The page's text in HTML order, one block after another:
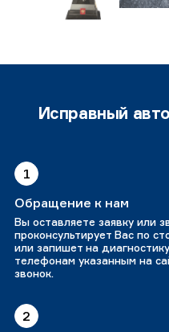
Исправный
1
Обращение к нам
Вы оставляете заявку или
проконсультирует Вас по
или запишет на
телефонам указанным на
звонок.
2